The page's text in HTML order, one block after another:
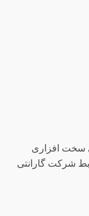
15 روز گارانتی سخت افزاری
شرکت گارانتی